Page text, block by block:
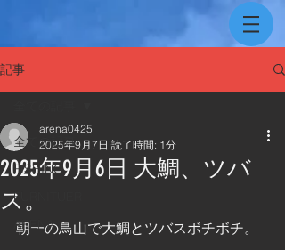
記事
全ての記事
FISHING
FURNITUER
ARENA
2025年9月6日 大鯛、ツバ
ス。
arena0425
2025年9月7日 読了時間: 1分
朝一の鳥山で大鯛とツバスボチボチ。